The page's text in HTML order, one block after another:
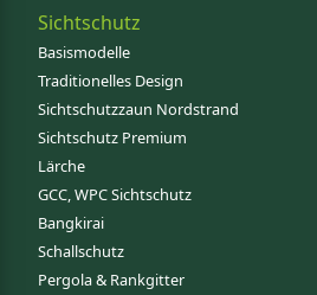
Sichtschutz
Basismodelle
Traditionelles Design
Sichtschutzzaun Nordstrand
Sichtschutz Premium
Lärche
GCC, WPC Sichtschutz
Bangkirai
Schallschutz
Pergola & Rankgitter